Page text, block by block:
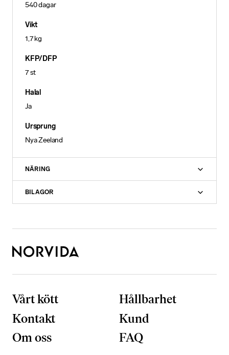
540 dagar
Vikt
1,7 kg
KFP/DFP
7 st
Halal
Ja
Ursprung
Nya Zeeland
NÄRING
BILAGOR
Vårt kött
Hållbarhet
Kontakt
Kund
Om oss
FAQ
N
d
v